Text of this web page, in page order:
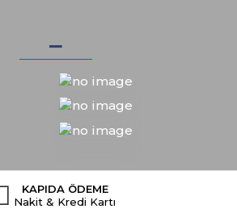
KAPIDA ÖDEME
Nakit & Kredi Kartı